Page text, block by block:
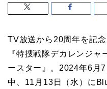
TV放送から20周年を記
『特捜戦隊デカレンジ
ースター』。2024年6月
中、11月13日（水）に